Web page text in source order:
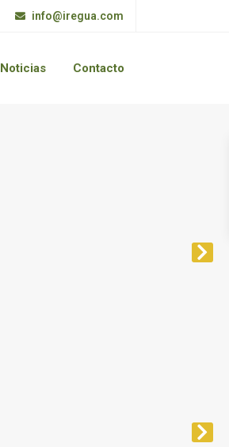
info@iregua.com
Noticias Contacto